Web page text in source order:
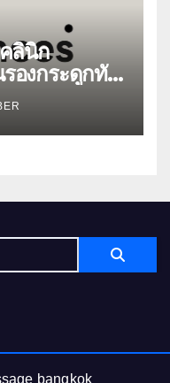
ลินิก
องกระดูกทับ
bangkok